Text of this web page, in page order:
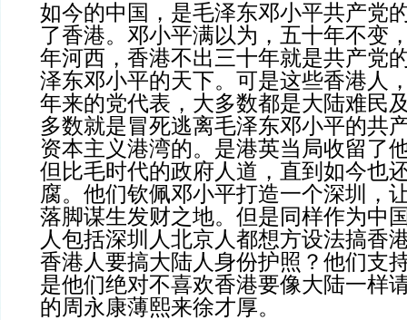
如今的中国，是毛泽东邓小平共产
了香港。邓小平满以为，五十年不变
年河西，香港不出三十年就是共产党
泽东邓小平的天下。可是这些香港人
年来的党代表，大多数都是大陆难民
多数就是冒死逃离毛泽东邓小平的共
资本主义港湾的。是港英当局收留了
但比毛时代的政府人道，直到如今也
腐。他们钦佩邓小平打造一个深圳，
落脚谋生发财之地。但是同样作为中
人包括深圳人北京人都想方设法搞香
香港人要搞大陆人身份护照？他们支
是他们绝对不喜欢香港要像大陆一样
的周永康薄熙来徐才厚。